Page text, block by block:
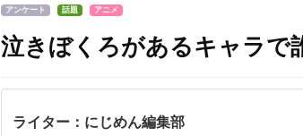
アンケート 話題 アニメ
泣きぼくろがあるキャラで
ライター：にじめん編集部